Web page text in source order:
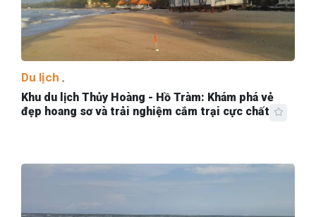
Du lịch
Khu du lịch Thủy Hoàng - Hồ Tràm: Khám phá vẻ
đẹp hoang sơ và trải nghiệm cắm trại cực chất